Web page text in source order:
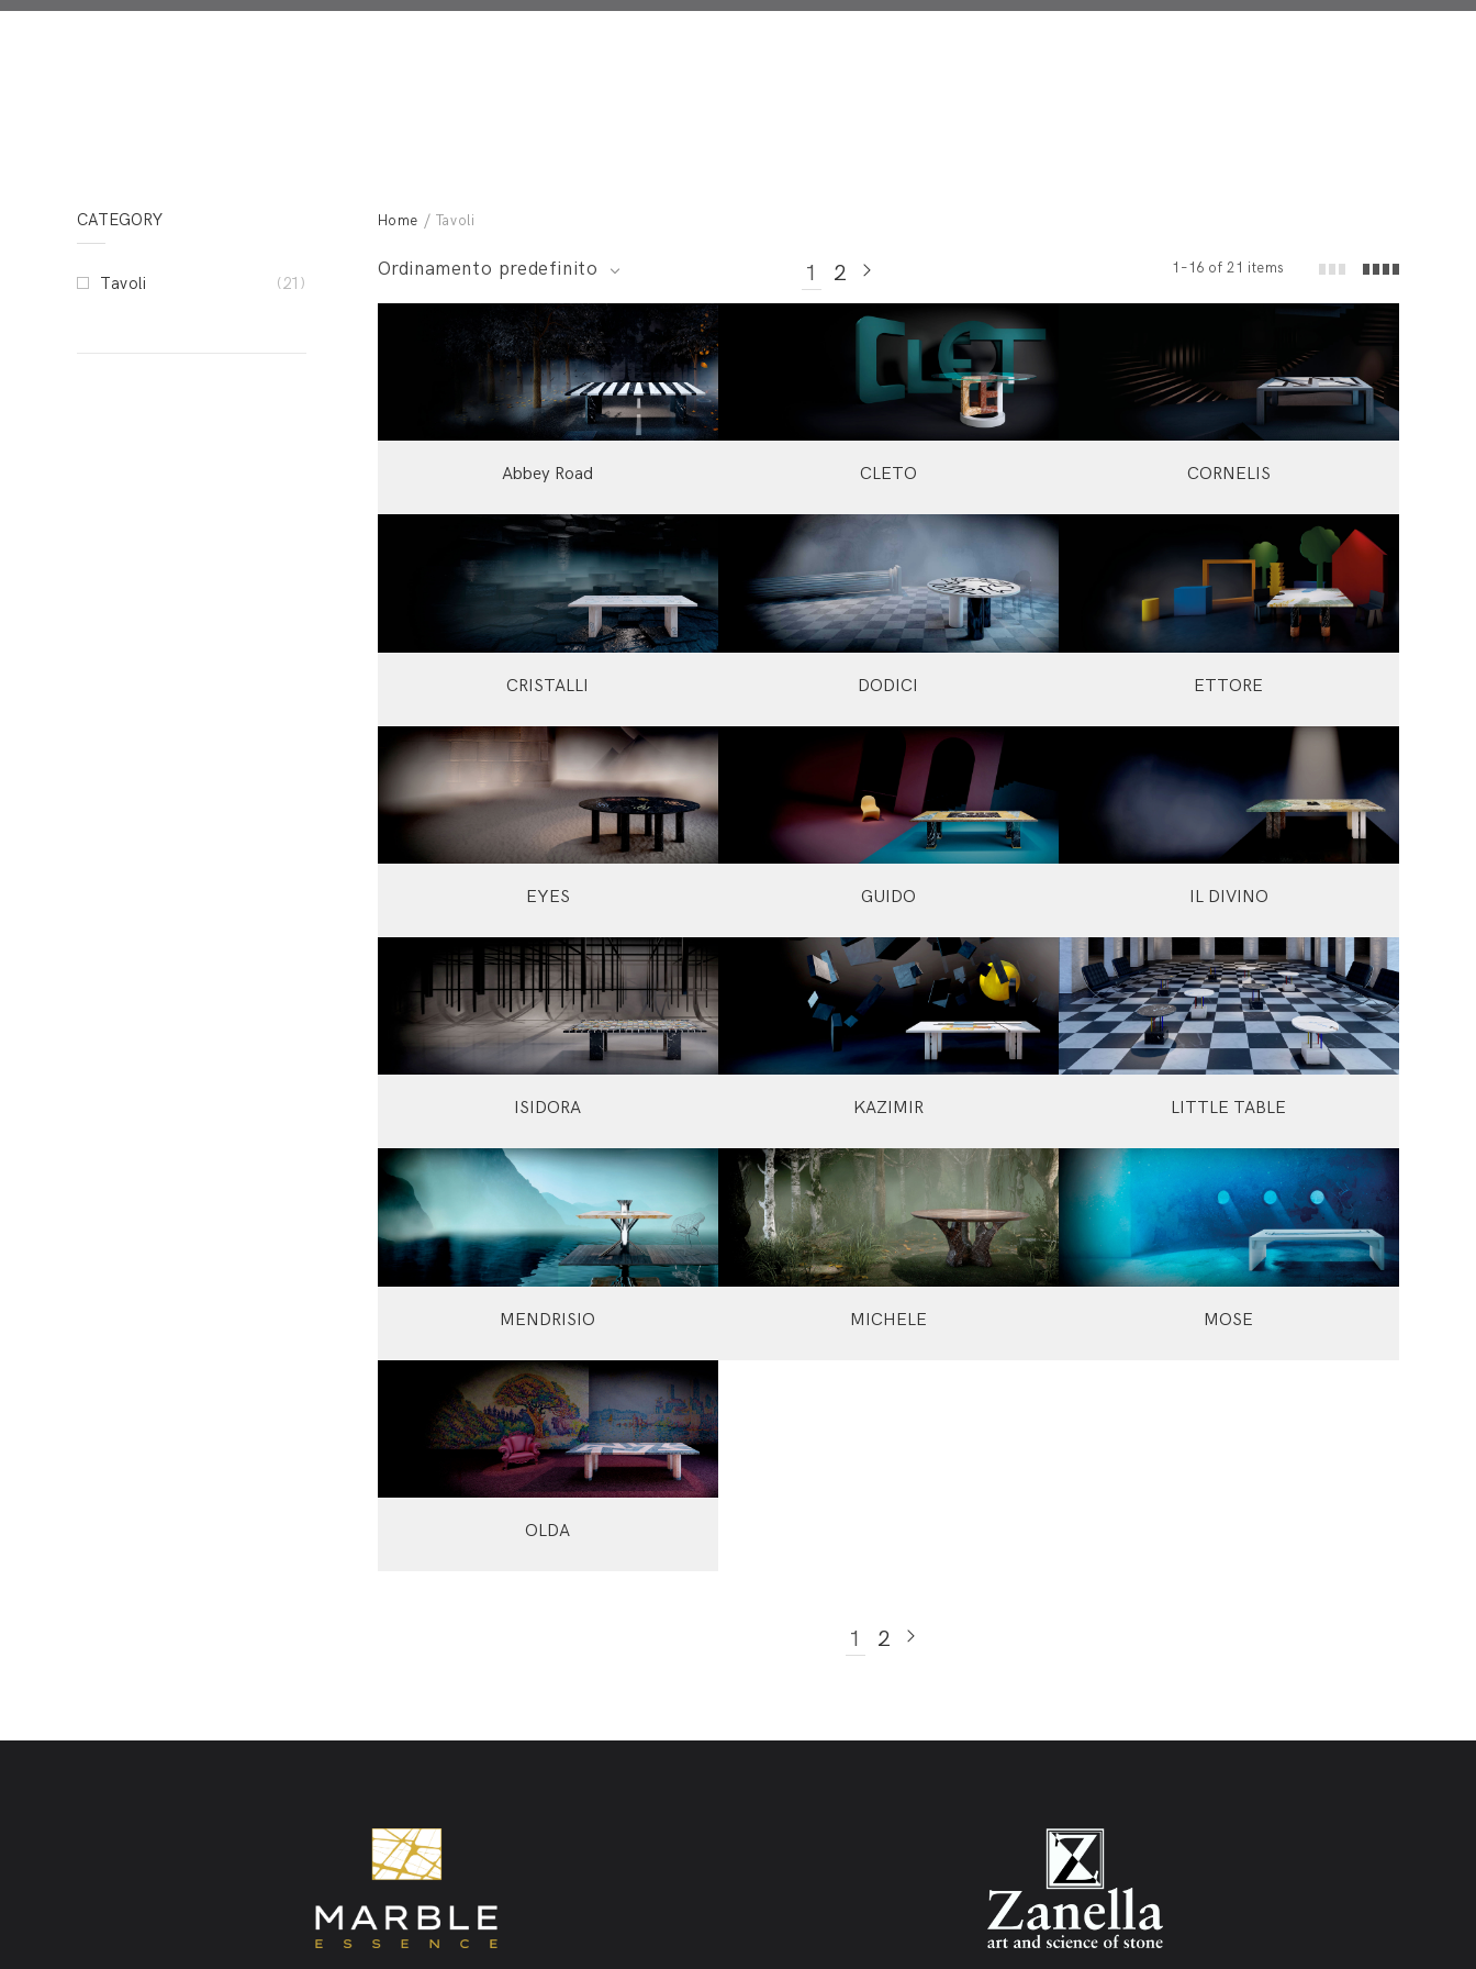
Home / Tavoli
1–16 of 21 items
Ordinamento predefinito 1 2
Abbey Road CLETO CORNELIS
CRISTALLI DODICI ETTORE
EYES GUIDO IL DIVINO
ISIDORA KAZIMIR LITTLE TABLE
MENDRISIO MICHELE MOSE
OLDA
1 2
CATEGORY
Tavoli (21)